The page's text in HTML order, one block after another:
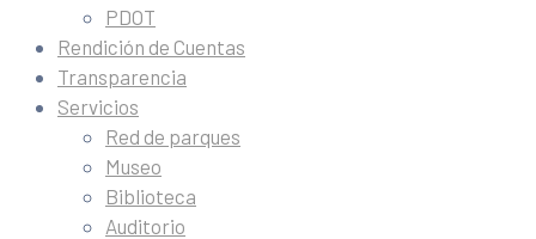
PDOT
Rendición de Cuentas
Transparencia
Servicios
Red de parques
Museo
Biblioteca
Auditorio